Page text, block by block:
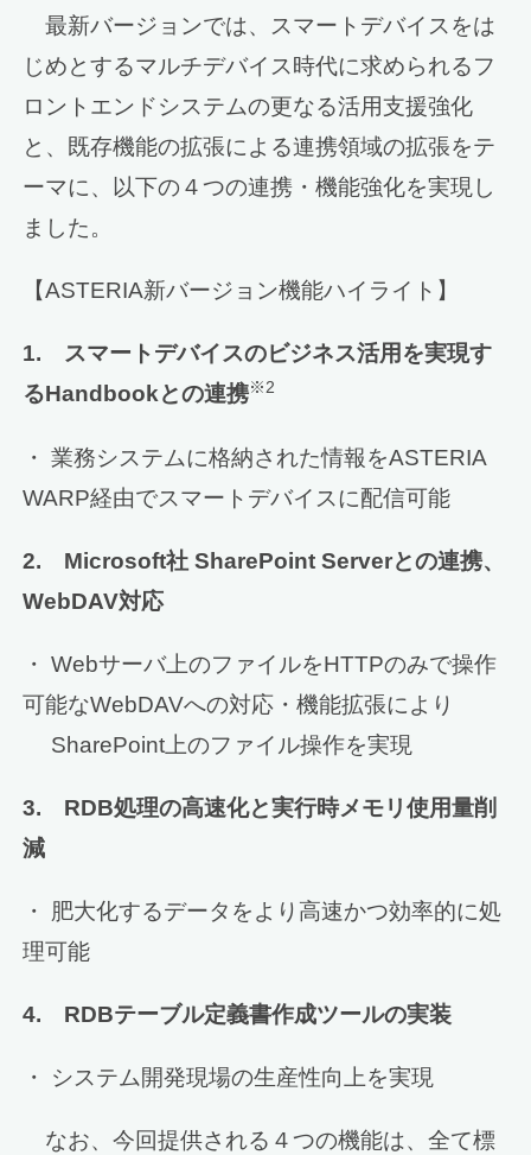
最新バージョンでは、スマートデバイスをは
じめとするマルチデバイス時代に求められるフ
ロントエンドシステムの更なる活用支援強化
と、既存機能の拡張による連携領域の拡張をテ
ーマに、以下の４つの連携・機能強化を実現し
ました。
【ASTERIA新バージョン機能ハイライト】
1. スマートデバイスのビジネス活用を実現す
るHandbookとの連携※2
・ 業務システムに格納された情報をASTERIA
WARP経由でスマートデバイスに配信可能
2. Microsoft社 SharePoint Serverとの連携、
WebDAV対応
・ Webサーバ上のファイルをHTTPのみで操作
可能なWebDAVへの対応・機能拡張により
SharePoint上のファイル操作を実現
3. RDB処理の高速化と実行時メモリ使用量削
減
・ 肥大化するデータをより高速かつ効率的に処
理可能
4. RDBテーブル定義書作成ツールの実装
・ システム開発現場の生産性向上を実現
なお、今回提供される４つの機能は、全て標